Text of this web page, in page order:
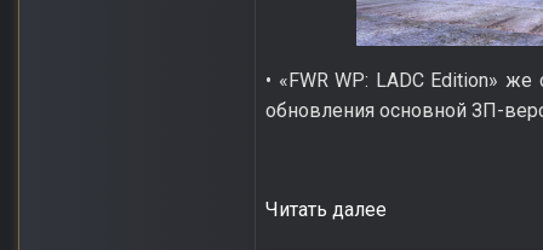
• «FWR WP: LADC Edition»
обновления основной ЗП-
Читать далее